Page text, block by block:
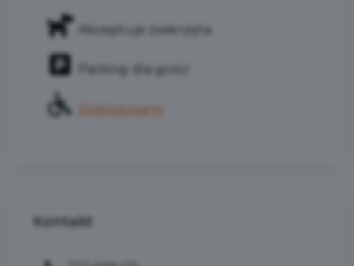
Akceptuje zwierzęta
Parking dla gości
Dostosowany
Kontakt